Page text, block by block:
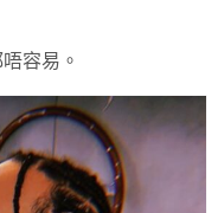
容易。